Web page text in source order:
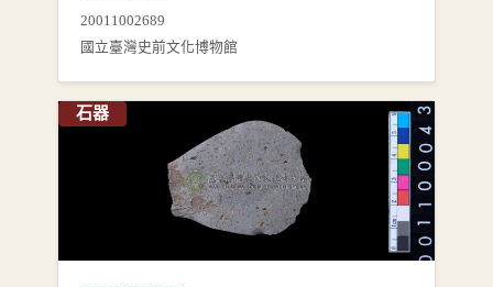
20011002689
國立臺灣史前文化博物館
石器